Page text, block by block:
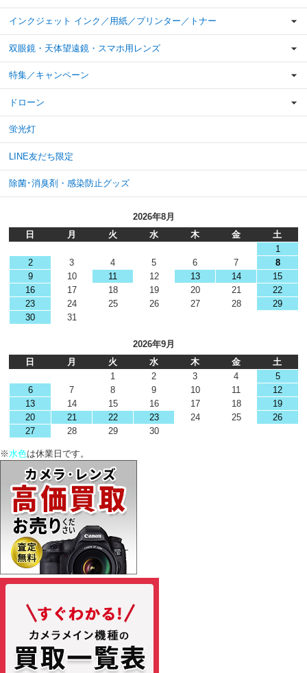
インクジェット インク／用紙／プリンター／トナー
双眼鏡・天体望遠鏡・スマホ用レンズ
特集／キャンペーン
ドローン
蛍光灯
LINE友だち限定
除菌･消臭剤・感染防止グッズ
2026年8月
日
月 火 水 木 金
土
1
2
3 4 5 6 7
8
9
10 11 12 13 14
15
16
17 18 19 20 21
22
23
24 25 26 27 28
29
30
31
2026年9月
日
月 火 水 木 金
土
1
2 3 4
5
6
7 8 9 10 11
12
13
14 15 16 17 18
19
20
21 22 23 24 25
26
27
28 29 30
※水色は休業日です。